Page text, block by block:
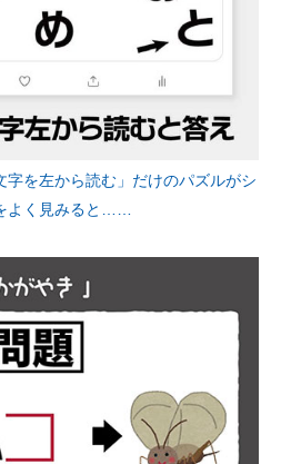
を左から読む」だけのパズルがシ
よく見みると……